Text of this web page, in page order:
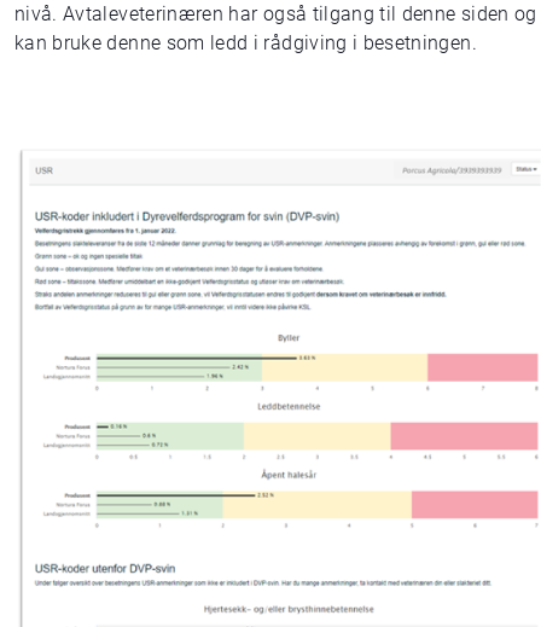
nivå. Avtaleveterinæren har også tilgang til denne siden og
kan bruke denne som ledd i rådgiving i besetningen.